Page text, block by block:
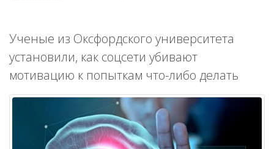
Ученые из Оксфордского университета
установили, как соцсети убивают
мотивацию к попыткам что-либо делать